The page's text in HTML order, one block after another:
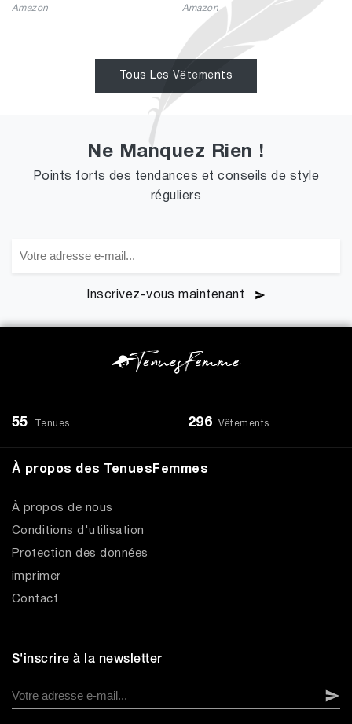
Amazon Amazon
Tous Les Vêtements
Ne Manquez Rien !
Points forts des tendances et conseils de style
réguliers
Inscrivez-vous maintenant
55 Tenues 296 Vêtements
À propos des TenuesFemmes
À propos de nous
Conditions d'utilisation
Protection des données
imprimer
Contact
S'inscrire à la newsletter